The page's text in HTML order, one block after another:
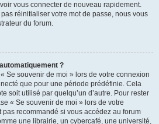
vous connecter de nouveau rapidement.
réinitialiser votre mot de passe, nous vous
du forum.
?
Se souvenir de moi » lors de votre connexion
que pour une période prédéfinie. Cela
soit utilisé par quelqu’un d’autre. Pour rester
« Se souvenir de moi » lors de votre
pas recommandé si vous accédez au forum
une librairie, un cybercafé, une université,